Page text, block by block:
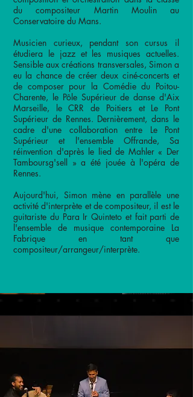
du compositeur Martin Moulin au
Conservatoire du Mans.
Musicien curieux, pendant son cursus il
étudiera le jazz et les musiques actuelles.
Sensible aux créations transversales, Simon a
eu la chance de créer deux ciné-concerts et
de composer pour la Comédie du Poitou-
Charente, le Pôle Supérieur de danse d'Aix
Marseille, le CRR de Poitiers et Le Pont
Supérieur de Rennes. Dernièrement, dans le
cadre d'une collaboration entre Le Pont
Supérieur et l'ensemble Offrande, Sa
réinvention d'après le lied de Mahler « Der
Tamboursg'sell » a été jouée à l'opéra de
Rennes.
Aujourd'hui, Simon mène en parallèle une
activité d'interprète et de compositeur, il est le
guitariste du Para Ir Quinteto et fait parti de
l'ensemble de musique contemporaine La
Fabrique en tant que
compositeur/arrangeur/interprète.